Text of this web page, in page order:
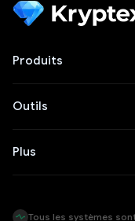
Produits
Outils
Plus
Tous les systèmes